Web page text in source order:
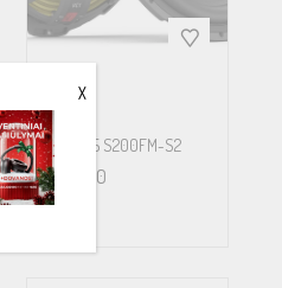
HELIX CI5 S200FM-S2
€299.00
X